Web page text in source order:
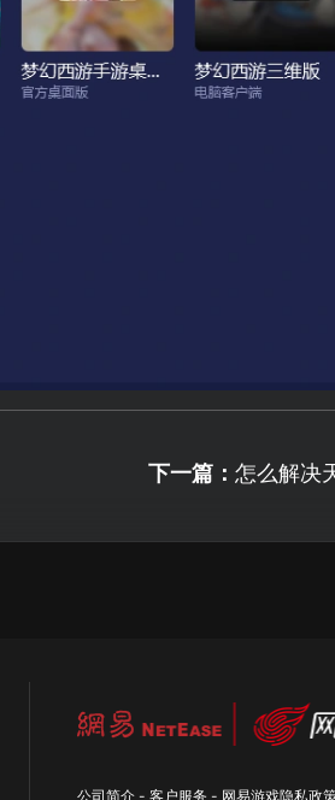
下一篇： 怎么解决
公司简介 - 客户服务 - 网易游戏隐私政